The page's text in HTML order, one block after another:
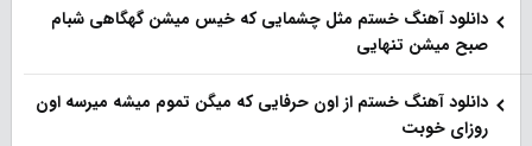
دانلود آهنگ خستم مثل چشمایی که خیس میشن گهگاهی شبام
صبح میشن تنهایی
دانلود آهنگ خستم از اون حرفایی که میگن تموم میشه میرسه اون
روزای خوبت